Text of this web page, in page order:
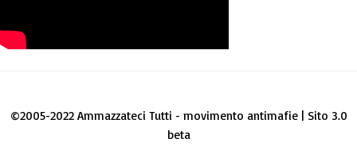
©2005-2022 Ammazzateci Tutti - movimento antimafie | Sito 3.0
beta